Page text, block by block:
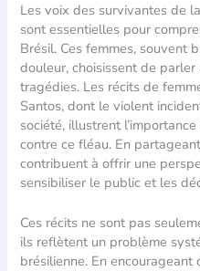
Les voix des survivantes de
sont essentielles pour
Brésil. Ces femmes, souvent
douleur, choisissent de
tragédies. Les récits de
Santos, dont le violent
société, illustrent
contre ce fléau. En
contribuent à offrir une
sensibiliser le public et les
Ces récits ne sont pas
ils reflètent un problème
brésilienne. En encourageant